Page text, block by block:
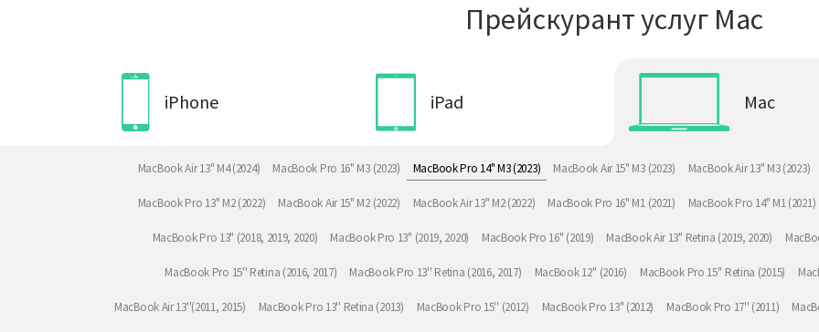
Прейскурант услуг Mac
iPhone iPad Mac
MacBook Air 13" M4 (2024) MacBook Pro 16" M3 (2023) MacBook Pro 14" M3 (2023) MacBook Air 15" M3 (2023) MacBook Air 13" M3 (2023)
MacBook Pro 13" M2 (2022) MacBook Air 15" M2 (2022) MacBook Air 13" M2 (2022) MacBook Pro 16" M1 (2021) MacBook Pro 14" M1 (2021)
MacBook Pro 13" (2018, 2019, 2020) MacBook Pro 13" (2019, 2020) MacBook Pro 16" (2019) MacBook Air 13" Retina (2019, 2020)
MacBook Pro 15'' Retina (2016, 2017) MacBook Pro 13'' Retina (2016, 2017) MacBook 12'' (2016) MacBook Pro 15'' Retina (2015)
MacBook Air 13''(2011, 2015) MacBook Pro 13'' Retina (2013) MacBook Pro 15'' (2012) MacBook Pro 13" (2012) MacBook Pro 17'' (2011)